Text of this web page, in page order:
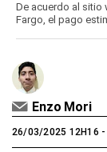
De acuerdo al sitio
Fargo, el pago
Enzo Mori
26/03/2025 12H16